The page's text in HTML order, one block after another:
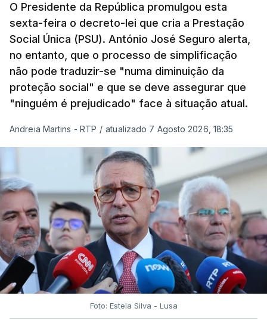
O Presidente da República promulgou esta
sexta-feira o decreto-lei que cria a Prestação
Social Única (PSU). António José Seguro alerta,
no entanto, que o processo de simplificação
não pode traduzir-se "numa diminuição da
proteção social" e que se deve assegurar que
"ninguém é prejudicado" face à situação atual.
Andreia Martins - RTP / atualizado 7 Agosto 2026, 18:35
Foto: Estela Silva - Lusa